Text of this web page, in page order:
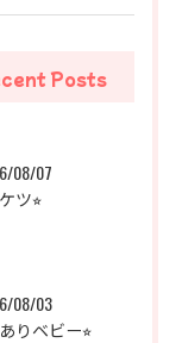
Posts
08/07
ツ⭐︎
08/03
りベビー⭐︎